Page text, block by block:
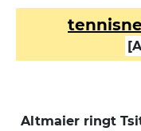
Altmaier ringt